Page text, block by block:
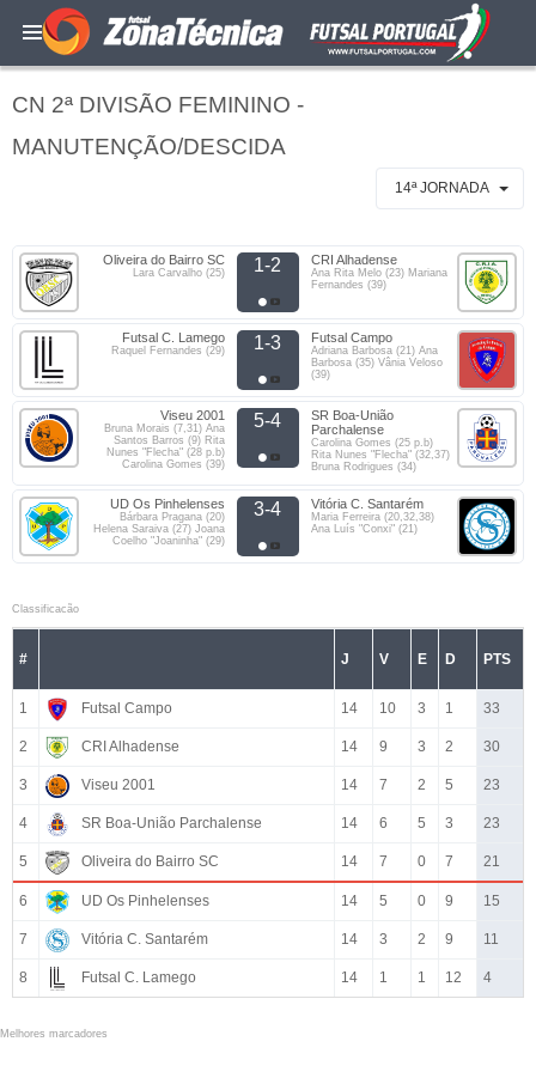
CN 2ª DIVISÃO FEMININO -
MANUTENÇÃO/DESCIDA
14ª JORNADA
Oliveira do Bairro SC
Lara Carvalho (25) 1-2 CRI Alhadense
Ana Rita Melo (23) Mariana
Fernandes (39)
Futsal C. Lamego
Raquel Fernandes (29) 1-3 Futsal Campo
Adriana Barbosa (21) Ana
Barbosa (35) Vânia Veloso
(39)
Viseu 2001
Bruna Morais (7,31) Ana
Santos Barros (9) Rita
Nunes "Flecha" (28 p.b)
Carolina Gomes (39)
5-4
SR Boa-União
Parchalense
Carolina Gomes (25 p.b)
Rita Nunes "Flecha" (32,37)
Bruna Rodrigues (34)
UD Os Pinhelenses
Bárbara Pragana (20)
Helena Saraiva (27) Joana
Coelho "Joaninha" (29)
3-4 Vitória C. Santarém
Maria Ferreira (20,32,38)
Ana Luís "Conxi" (21)
Classificacão
# J V E D PTS
1 Futsal Campo 14 10 3 1 33
2 CRI Alhadense 14 9 3 2 30
3 Viseu 2001 14 7 2 5 23
4 SR Boa-União Parchalense 14 6 5 3 23
5 Oliveira do Bairro SC 14 7 0 7 21
6 UD Os Pinhelenses 14 5 0 9 15
7 Vitória C. Santarém 14 3 2 9 11
8 Futsal C. Lamego 14 1 1 12 4
Melhores marcadores